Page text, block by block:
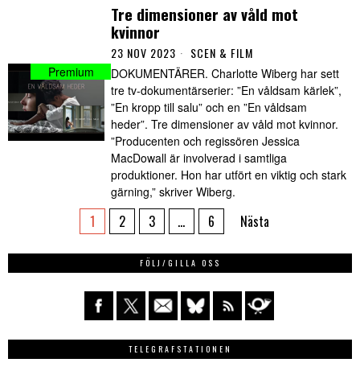
Tre dimensioner av våld mot
kvinnor
23 NOV 2023 SCEN & FILM
DOKUMENTÄRER. Charlotte Wiberg har sett
tre tv-dokumentärserier: ”En våldsam kärlek”,
”En kropp till salu” och en ”En våldsam
heder”. Tre dimensioner av våld mot kvinnor.
”Producenten och regissören Jessica
MacDowall är involverad i samtliga
produktioner. Hon har utfört en viktig och stark
gärning,” skriver Wiberg.
1 2 3 … 6 Nästa
FÖLJ/GILLA OSS
TELEGRAFSTATIONEN